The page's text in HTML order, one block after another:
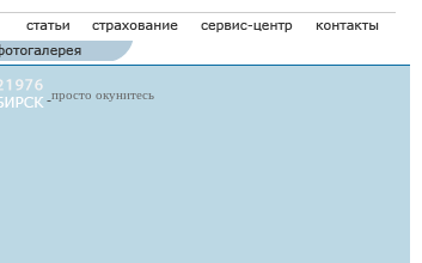
просто окунитесь